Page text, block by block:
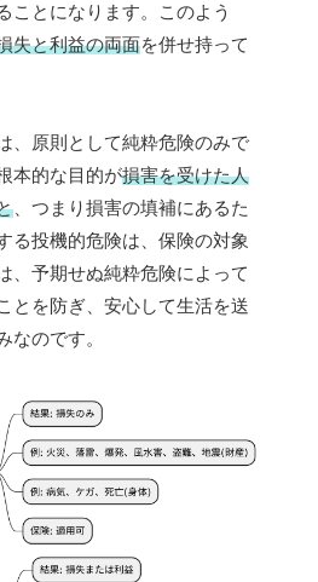
ことになります。このよう
失と利益の両面を併せ持って
、原則として純粋危険のみで
本的な目的が損害を受けた人
、つまり損害の填補にあるた
る投機的危険は、保険の対象
、予期せぬ純粋危険によって
とを防ぎ、安心して生活を送
なのです。